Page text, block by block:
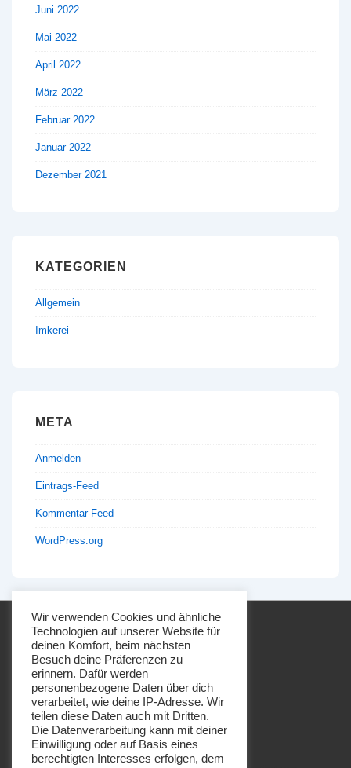
Juni 2022
Mai 2022
April 2022
März 2022
Februar 2022
Januar 2022
Dezember 2021
KATEGORIEN
Allgemein
Imkerei
META
Anmelden
Eintrags-Feed
Kommentar-Feed
WordPress.org
Footer-
Menü
Impressum Datenschutz
Wir verwenden Cookies und ähnliche
Technologien auf unserer Website für
deinen Komfort, beim nächsten
Besuch deine Präferenzen zu
erinnern. Dafür werden
personenbezogene Daten über dich
verarbeitet, wie deine IP-Adresse. Wir
teilen diese Daten auch mit Dritten.
Die Datenverarbeitung kann mit deiner
Einwilligung oder auf Basis eines
berechtigten Interesses erfolgen, dem